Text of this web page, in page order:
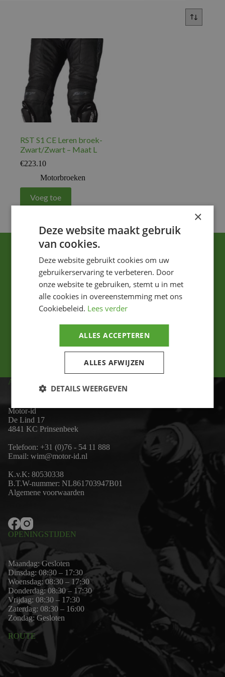
RST S1 CE Leren broek-
Zwart/Zwart – Maat L
€223.10
Motorbroeken
Voeg toe
Ik ga akkoord met het privacybeleid.
ADRES
Motor-id
De Lind 17
4841 KC Prinsenbeek
Telefoon: +31 (0)76 - 54 11 888
Email: wim@motor-id.nl
K.v.K: 80530338
B.T.W-nummer: NL861703947B01
Algemene voorwaarden
OPENINGSTIJDEN
Maandag: Gesloten
Dinsdag: 08:30 – 17:30
Woensdag: 08:30 – 17:30
Donderdag: 08:30 – 17:30
Vrijdag: 08:30 – 17:30
Zaterdag: 08:30 – 16:00
Zondag: Gesloten
ROUTE
×
Deze website maakt gebruik
van cookies.
Deze website gebruikt cookies om uw
gebruikerservaring te verbeteren. Door
onze website te gebruiken, stemt u in met
alle cookies in overeenstemming met ons
Cookiebeleid. Lees verder
ALLES ACCEPTEREN
ALLES AFWIJZEN
DETAILS WEERGEVEN